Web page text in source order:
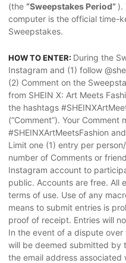
(the“Sweepstakes Period” ).
computer is the official time-
Sweepstakes.
HOW TO ENTER: During the
Instagram and (1) follow
(2) Comment on the
from SHEIN X: Art Meets
the hashtags
(“Comment”). Your
#SHEINXArtMeetsFashion
Limit one (1) entry per
number of Comments or
Instagram account to
public. Accounts are free. All
terms of use. Use of any
means to submit entries is
proof of receipt. Entries will
In the event of a dispute
will be deemed submitted by
the email address